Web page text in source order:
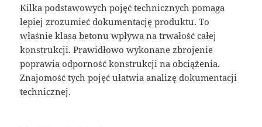
Kilka podstawowych pojęć technicznych pomaga
lepiej zrozumieć dokumentację produktu. To
właśnie klasa betonu wpływa na trwałość całej
konstrukcji. Prawidłowo wykonane zbrojenie
poprawia odporność konstrukcji na obciążenia.
Znajomość tych pojęć ułatwia analizę dokumentacji
technicznej.